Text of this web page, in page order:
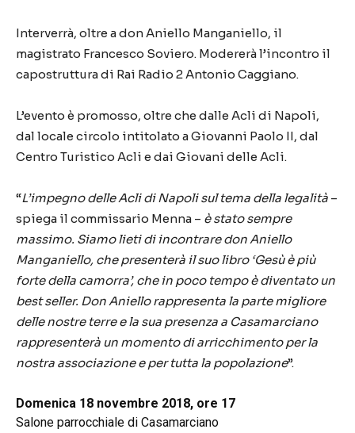
Interverrà, oltre a don Aniello Manganiello, il
magistrato Francesco Soviero. Modererà l’incontro il
capostruttura di Rai Radio 2 Antonio Caggiano.
L’evento è promosso, oltre che dalle Acli di Napoli,
dal locale circolo intitolato a Giovanni Paolo II, dal
Centro Turistico Acli e dai Giovani delle Acli.
“L’impegno delle Acli di Napoli sul tema della legalità –
spiega il commissario Menna – è stato sempre
massimo. Siamo lieti di incontrare don Aniello
Manganiello, che presenterà il suo libro ‘Gesù è più
forte della camorra’, che in poco tempo è diventato un
best seller. Don Aniello rappresenta la parte migliore
delle nostre terre e la sua presenza a Casamarciano
rappresenterà un momento di arricchimento per la
nostra associazione e per tutta la popolazione”.
Domenica 18 novembre 2018, ore 17
Salone parrocchiale di Casamarciano